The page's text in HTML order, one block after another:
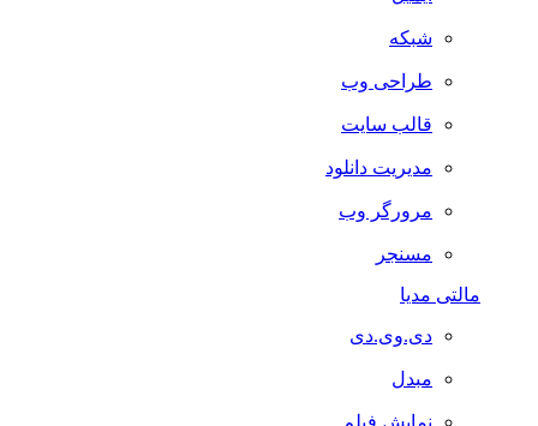
شبکه
طراحی وب
قالب سایت
مدیریت دانلود
مرورگر وب
مسنجر
مالتی مدیا
دی.وی.دی
مبدل
نمایش فیلم